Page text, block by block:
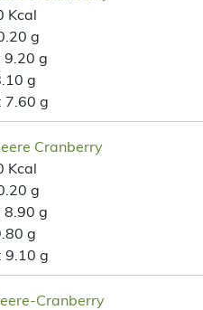
Kcal
g
9.20 g
g
7.60 g
Cranberry
Kcal
g
8.90 g
g
9.10 g
Cranberry